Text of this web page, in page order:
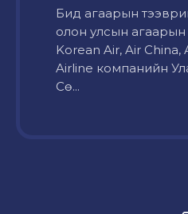
Бид агаарын
олон улсын
Korean Air, Air China,
Airline компанийн
Сө...